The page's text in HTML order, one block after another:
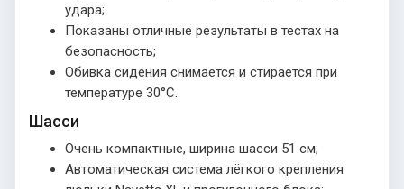
удара;
Показаны отличные результаты в тестах на
безопасность;
Обивка сидения снимается и стирается при
температуре 30°С.
Шасси
Очень компактные, ширина шасси 51 см;
Автоматическая система лёгкого крепления